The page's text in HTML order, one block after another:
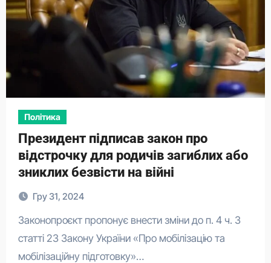
Політика
Президент підписав закон про
відстрочку для родичів загиблих або
зниклих безвісти на війні
Гру 31, 2024
Законопроєкт пропонує внести зміни до п. 4 ч. 3
статті 23 Закону України «Про мобілізацію та
мобілізаційну підготовку»…